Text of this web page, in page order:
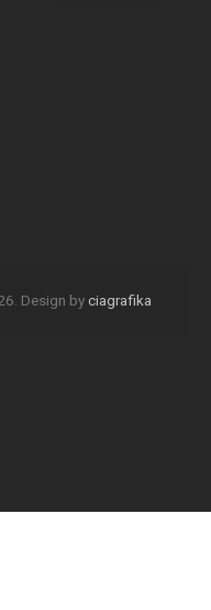
Design byciagrafika